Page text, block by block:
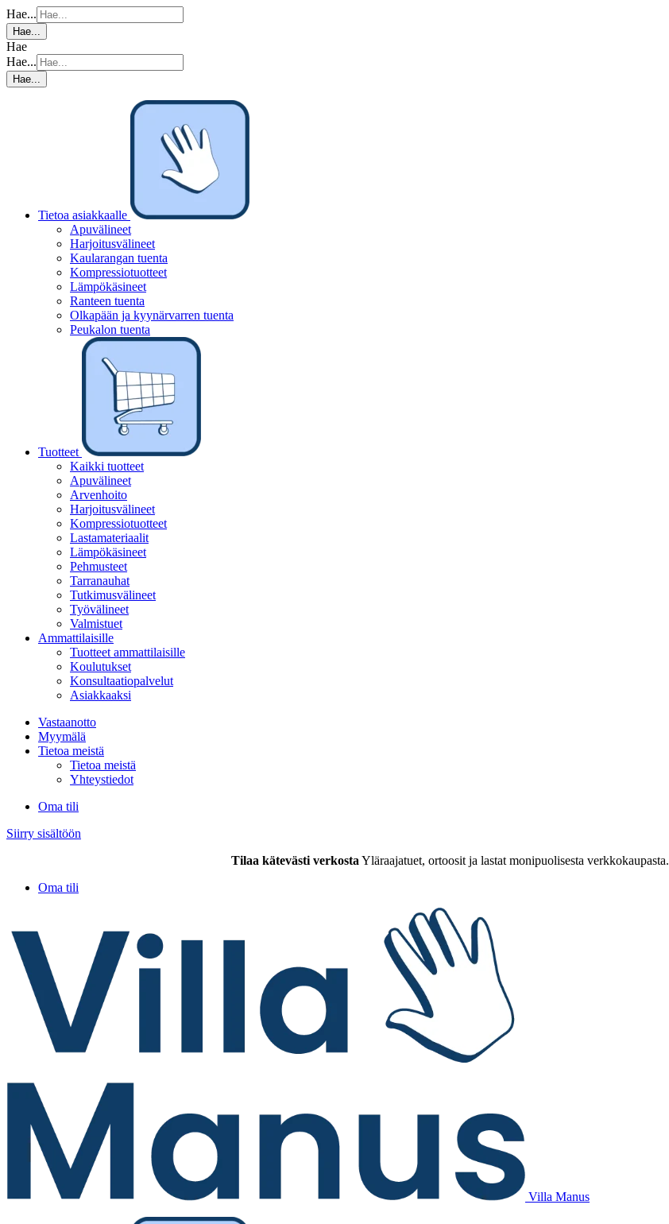
Hae...
Hae...
Hae
Hae...
Hae...
Tietoa asiakkaalle
Apuvälineet
Harjoitusvälineet
Kaularangan tuenta
Kompressiotuotteet
Lämpökäsineet
Ranteen tuenta
Olkapään ja kyynärvarren tuenta
Peukalon tuenta
Tuotteet
Kaikki tuotteet
Apuvälineet
Arvenhoito
Harjoitusvälineet
Kompressiotuotteet
Lastamateriaalit
Lämpökäsineet
Pehmusteet
Tarranauhat
Tutkimusvälineet
Työvälineet
Valmistuet
Ammattilaisille
Tuotteet ammattilaisille
Koulutukset
Konsultaatiopalvelut
Asiakkaaksi
Vastaanotto
Myymälä
Tietoa meistä
Tietoa meistä
Yhteystiedot
Oma tili
Siirry sisältöön
Tilaa kätevästi verkosta Yläraajatuet, ortoosit ja lastat monipuolisesta verkkokaupasta.
Oma tili
Villa Manus